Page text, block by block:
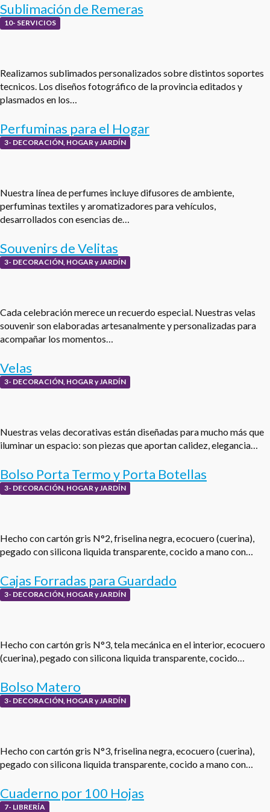
Sublimación de Remeras
10- SERVICIOS
Realizamos sublimados personalizados sobre distintos soportes
tecnicos. Los diseños fotográfico de la provincia editados y
plasmados en los…
Perfuminas para el Hogar
3- DECORACIÓN, HOGAR y JARDÍN
Nuestra línea de perfumes incluye difusores de ambiente,
perfuminas textiles y aromatizadores para vehículos,
desarrollados con esencias de…
Souvenirs de Velitas
3- DECORACIÓN, HOGAR y JARDÍN
Cada celebración merece un recuerdo especial. Nuestras velas
souvenir son elaboradas artesanalmente y personalizadas para
acompañar los momentos…
Velas
3- DECORACIÓN, HOGAR y JARDÍN
Nuestras velas decorativas están diseñadas para mucho más que
iluminar un espacio: son piezas que aportan calidez, elegancia…
Bolso Porta Termo y Porta Botellas
3- DECORACIÓN, HOGAR y JARDÍN
Hecho con cartón gris N°2, friselina negra, ecocuero (cuerina),
pegado con silicona liquida transparente, cocido a mano con…
Cajas Forradas para Guardado
3- DECORACIÓN, HOGAR y JARDÍN
Hecho con cartón gris N°3, tela mecánica en el interior, ecocuero
(cuerina), pegado con silicona liquida transparente, cocido…
Bolso Matero
3- DECORACIÓN, HOGAR y JARDÍN
Hecho con cartón gris N°3, friselina negra, ecocuero (cuerina),
pegado con silicona liquida transparente, cocido a mano con…
Cuaderno por 100 Hojas
7- LIBRERÍA